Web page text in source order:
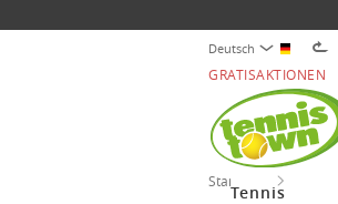
Deutsch
GRATISAKTIONEN
Tennis
Startseite